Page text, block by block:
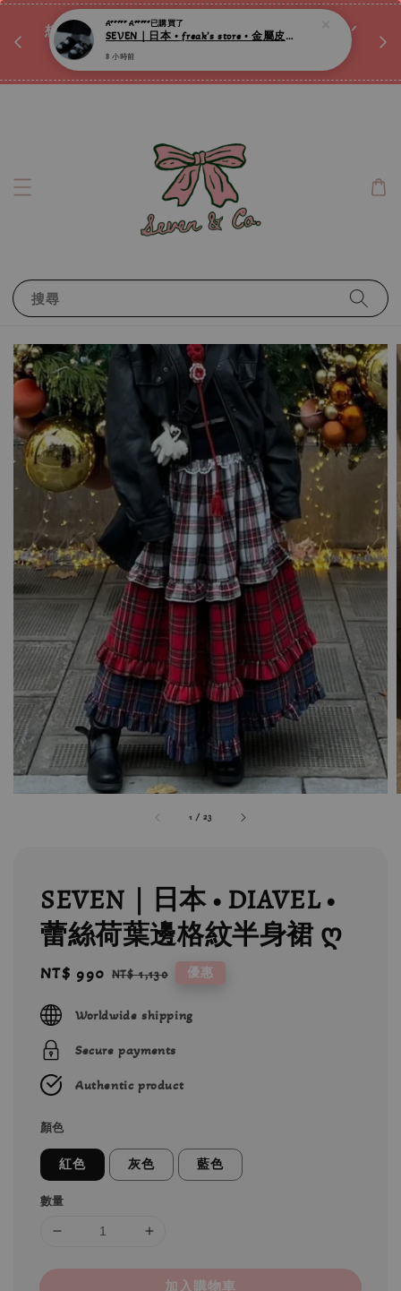
想訂製屬於自己的『水晶手鍊』嗎ꕀ♡ 私訊我們.ᐟ.ᐟ
📣Instagram 這邊按下去
搜尋
1 /23
SEVEN｜日本 • DIAVEL •
蕾絲荷葉邊格紋半身裙 ღ
Sale
NT$ 990 Regular
NT$ 1,130 優惠
Worldwide shipping
Secure payments
Authentic product
顏色
紅色 灰色 藍色
數量
加入購物車
8 小時前